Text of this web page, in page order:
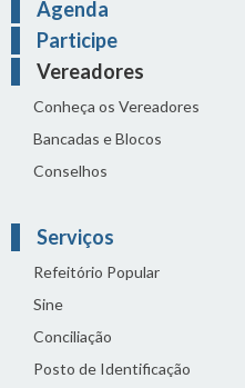
Agenda
Participe
Vereadores
Conheça os Vereadores
Bancadas e Blocos
Conselhos
Serviços
Refeitório Popular
Sine
Conciliação
Posto de Identificação